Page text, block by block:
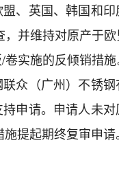
、 英国、韩国和
并维持对原产于欧
/卷实施的反倾销措
众（广州）不锈
申请。 申请人未对
施提起期终复审申请